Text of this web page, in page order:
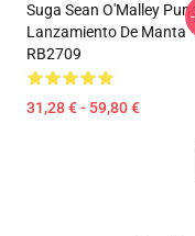
Suga Sean O'Malley
Lanzamiento De Manta
RB2709
31,28 € - 59,80 €